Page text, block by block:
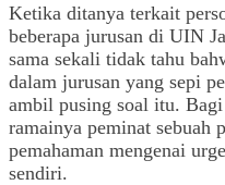
Ketika ditanya terkait
beberapa jurusan di UIN
sama sekali tidak tahu
dalam jurusan yang sepi
ambil pusing soal itu.
ramainya peminat sebuah
pemahaman mengenai
sendiri.